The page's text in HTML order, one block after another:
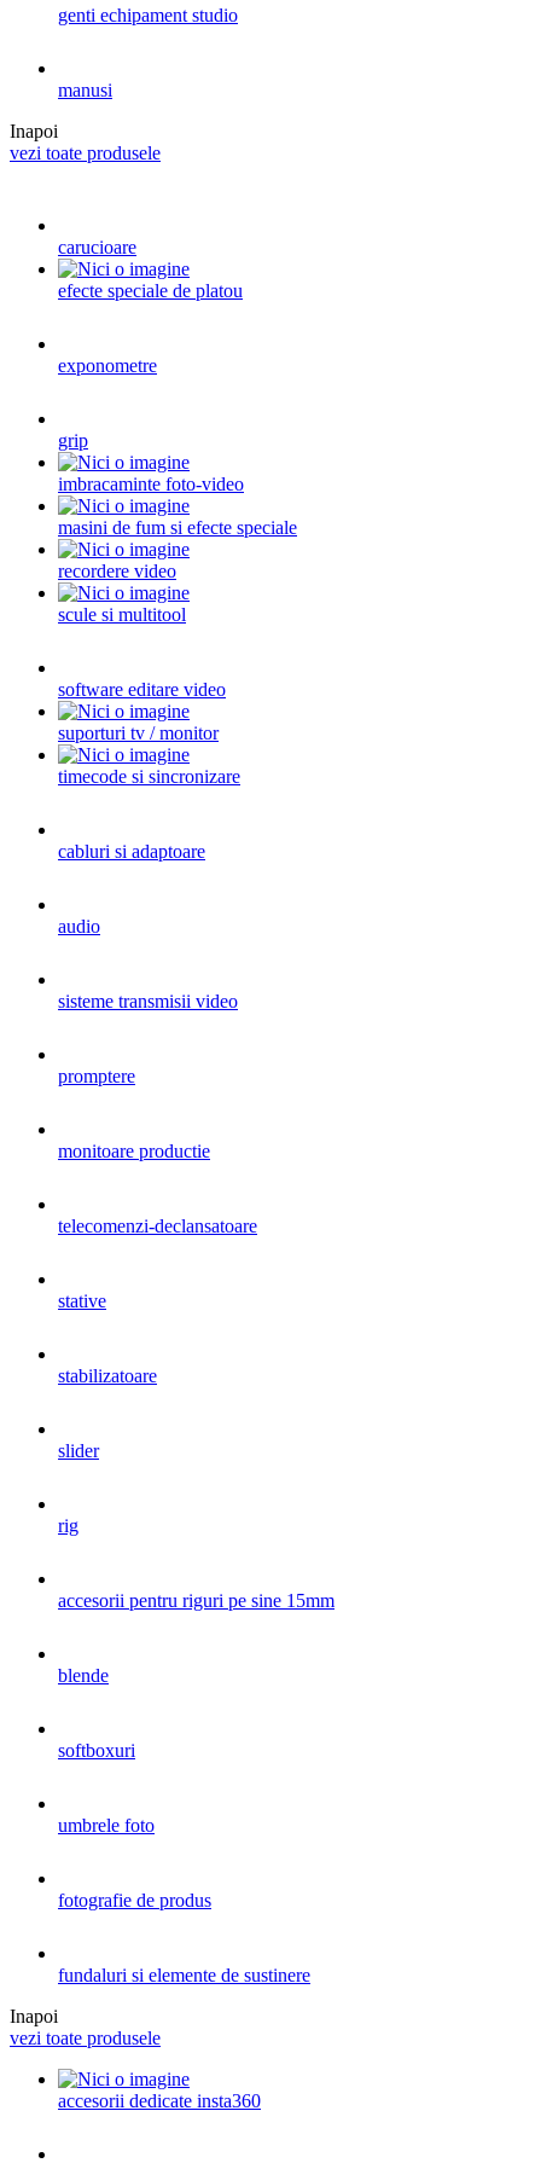
genti echipament studio
manusi
Inapoi
vezi toate produsele
carucioare
efecte speciale de platou
exponometre
grip
imbracaminte foto-video
masini de fum si efecte speciale
recordere video
scule si multitool
software editare video
suporturi tv / monitor
timecode si sincronizare
cabluri si adaptoare
audio
sisteme transmisii video
promptere
monitoare productie
telecomenzi-declansatoare
stative
stabilizatoare
slider
rig
accesorii pentru riguri pe sine 15mm
blende
softboxuri
umbrele foto
fotografie de produs
fundaluri si elemente de sustinere
Inapoi
vezi toate produsele
accesorii dedicate insta360